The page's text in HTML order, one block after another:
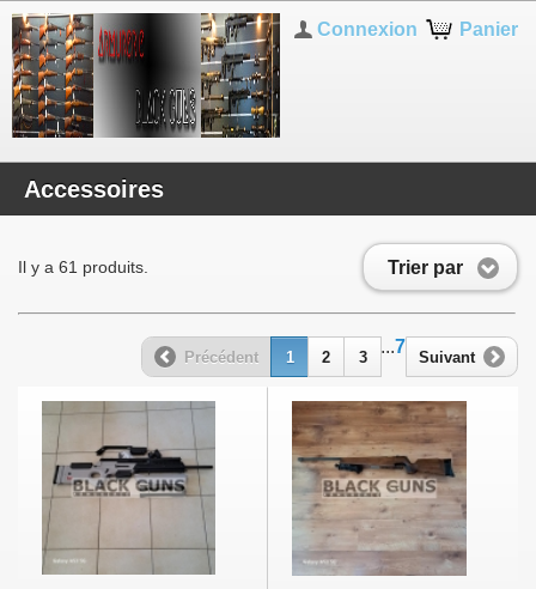
Panier
Connexion
Accessoires
Trier par
Il y a 61 produits.
Précédent 1 2 3
...7
Suivant